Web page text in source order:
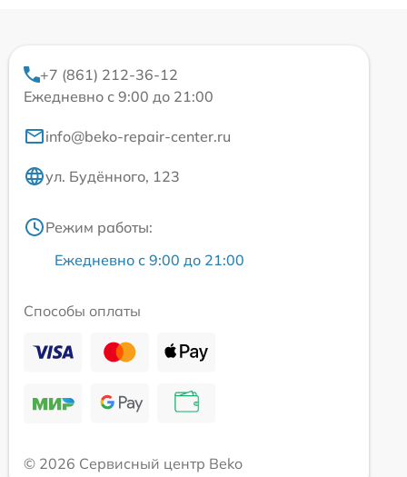
+7 (861) 212-36-12
Ежедневно с 9:00 до 21:00
info@beko-repair-center.ru
ул. Будённого, 123
Режим работы:
Ежедневно с 9:00 до 21:00
Способы оплаты
© 2026 Сервисный центр Beko